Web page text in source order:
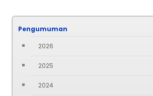
Pengumuman
2026
2025
2024